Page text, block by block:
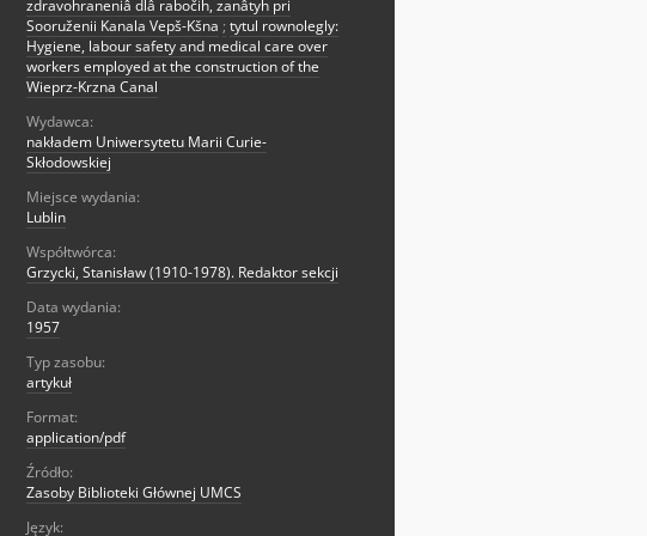
zdravohraneniâ dlâ rabočih, zanâtyh pri
Sooruženii Kanala Vepš-Kšna ; tytul rownolegly:
Hygiene, labour safety and medical care over
workers employed at the construction of the
Wieprz-Krzna Canal
Wydawca:
nakładem Uniwersytetu Marii Curie-
Skłodowskiej
Miejsce wydania:
Lublin
Współtwórca:
Grzycki, Stanisław (1910-1978). Redaktor sekcji
Data wydania:
1957
Typ zasobu:
artykuł
Format:
application/pdf
Źródło:
Zasoby Biblioteki Głównej UMCS
Język: